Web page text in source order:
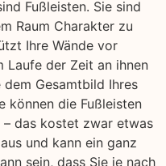
Fußleisten. Sie sind
Raum Charakter zu
Ihre Wände vor
Laufe der Zeit an ihnen
Gesamtbild Ihres
können die Fußleisten
das kostet zwar etwas
und kann ein ganz
sein, dass Sie je nach